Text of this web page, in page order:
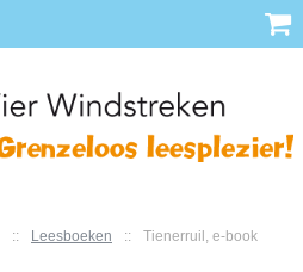
:: Leesboeken :: Tienerruil, e-book